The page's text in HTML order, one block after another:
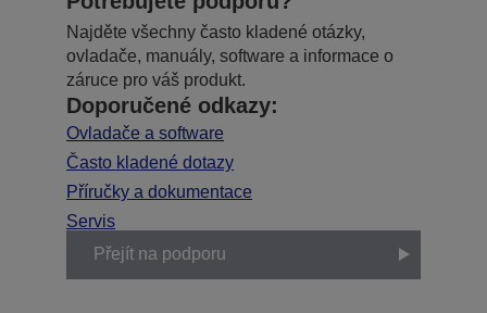
Najděte všechny často kladené otázky,
ovladače, manuály, software a informace o
záruce pro váš produkt.
Doporučené odkazy:
Ovladače a software
Často kladené dotazy
Příručky a dokumentace
Servis
Přejít na podporu